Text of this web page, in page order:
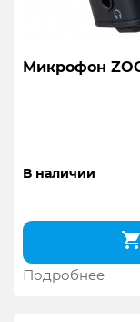
Микрофон
В наличии
Подробнее